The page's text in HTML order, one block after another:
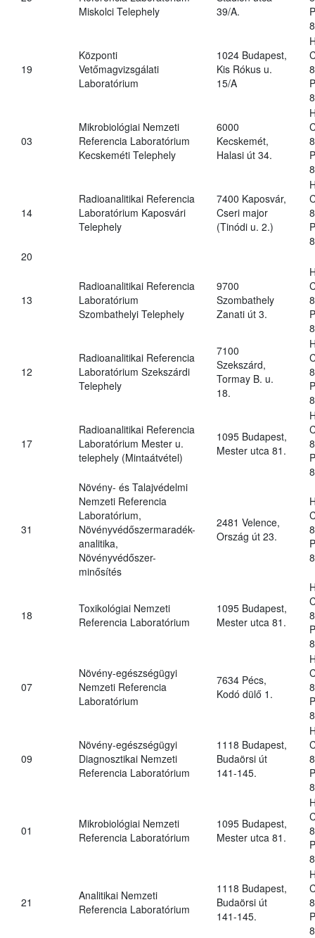
Miskolci Telephely
39/A.
19
Központi
Vetőmagvizsgálati
Laboratórium
1024 Budapest,
Kis Rókus u.
15/A
03
Mikrobiológiai Nemzeti
Referencia Laboratórium
Kecskeméti Telephely
6000
Kecskemét,
Halasi út 34.
14
Radioanalitikai Referencia
Laboratórium Kaposvári
Telephely
7400 Kaposvár,
Cseri major
(Tinódi u. 2.)
20
13
Radioanalitikai Referencia
Laboratórium
Szombathelyi Telephely
9700
Szombathely
Zanati út 3.
12
Radioanalitikai Referencia
Laboratórium Szekszárdi
Telephely
7100
Szekszárd,
Tormay B. u.
18.
17
Radioanalitikai Referencia
Laboratórium Mester u.
telephely (Mintaátvétel)
1095 Budapest,
Mester utca 81.
31
Növény- és Talajvédelmi
Nemzeti Referencia
Laboratórium,
Növényvédőszermaradék-
analitika,
Növényvédőszer-
minősítés
2481 Velence,
Ország út 23.
18
Toxikológiai Nemzeti
Referencia Laboratórium
1095 Budapest,
Mester utca 81.
07
Növény-egészségügyi
Nemzeti Referencia
Laboratórium
7634 Pécs,
Kodó dülő 1.
09
Növény-egészségügyi
Diagnosztikai Nemzeti
Referencia Laboratórium
1118 Budapest,
Budaörsi út
141-145.
01
Mikrobiológiai Nemzeti
Referencia Laboratórium
1095 Budapest,
Mester utca 81.
21
Analitikai Nemzeti
Referencia Laboratórium
1118 Budapest,
Budaörsi út
141-145.